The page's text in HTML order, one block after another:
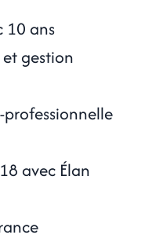
10 ans
gestion
avec Élan